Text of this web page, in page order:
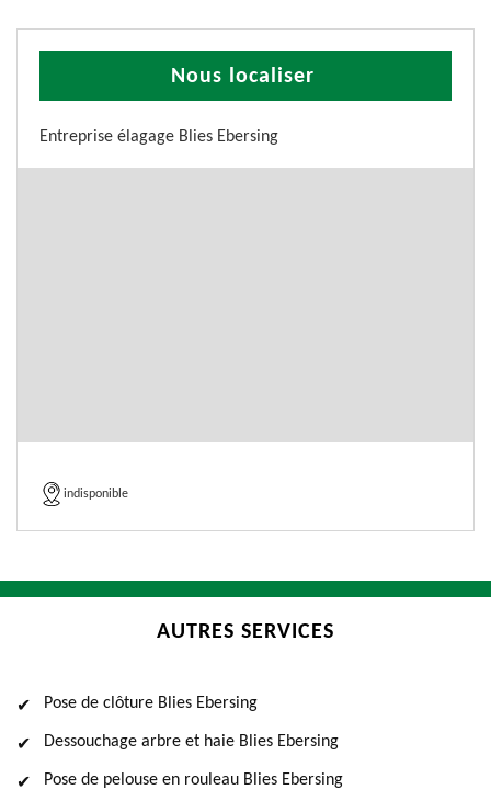
Nous localiser
Entreprise élagage Blies Ebersing
indisponible
AUTRES SERVICES
Pose de clôture Blies Ebersing
Dessouchage arbre et haie Blies Ebersing
Pose de pelouse en rouleau Blies Ebersing